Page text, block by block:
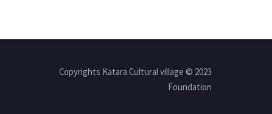
2023 © Copyrights Katara Cultural village
Foundation